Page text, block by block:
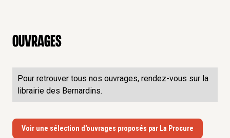
Ouvrages
Pour retrouver tous nos ouvrages, rendez-vous sur la
librairie des Bernardins.
Voir une sélection d'ouvrages proposés par La Procure